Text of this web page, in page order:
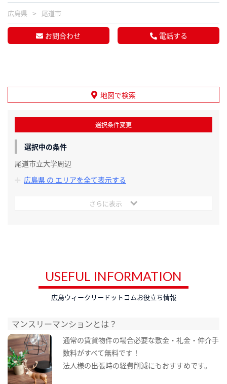
広島県 尾道市
お問合わせ 電話する
地図で検索
選択条件変更
選択中の条件
尾道市立大学周辺
広島県 の エリアを全て表示する
さらに表示
USEFUL INFORMATION
広島ウィークリードットコムお役立ち情報
マンスリーマンションとは？
通常の賃貸物件の場合必要な敷金・礼金・仲介手
数料がすべて無料です！
法人様の出張時の経費削減にもおすすめです。